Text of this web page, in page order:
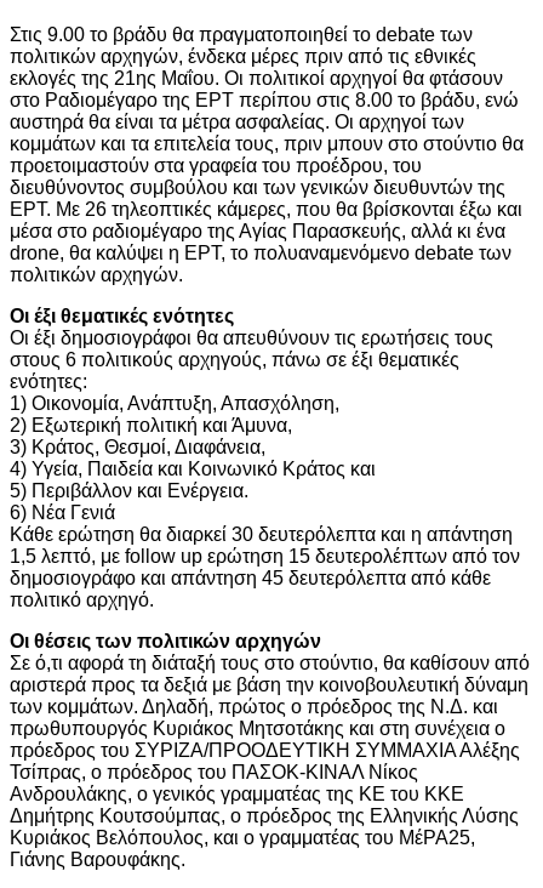
Στις 9.00 το βράδυ θα πραγματοποιηθεί το debate των
πολιτικών αρχηγών, ένδεκα μέρες πριν από τις εθνικές
εκλογές της 21ης Μαΐου. Οι πολιτικοί αρχηγοί θα φτάσουν
στο Ραδιομέγαρο της ΕΡΤ περίπου στις 8.00 το βράδυ, ενώ
αυστηρά θα είναι τα μέτρα ασφαλείας. Οι αρχηγοί των
κομμάτων και τα επιτελεία τους, πριν μπουν στο στούντιο θα
προετοιμαστούν στα γραφεία του προέδρου, του
διευθύνοντος συμβούλου και των γενικών διευθυντών της
ΕΡΤ. Με 26 τηλεοπτικές κάμερες, που θα βρίσκονται έξω και
μέσα στο ραδιομέγαρο της Αγίας Παρασκευής, αλλά κι ένα
drone, θα καλύψει η ΕΡΤ, το πολυαναμενόμενο debate των
πολιτικών αρχηγών.
Οι έξι θεματικές ενότητες
Οι έξι δημοσιογράφοι θα απευθύνουν τις ερωτήσεις τους
στους 6 πολιτικούς αρχηγούς, πάνω σε έξι θεματικές
ενότητες:
1) Οικονομία, Ανάπτυξη, Απασχόληση,
2) Εξωτερική πολιτική και Άμυνα,
3) Κράτος, Θεσμοί, Διαφάνεια,
4) Υγεία, Παιδεία και Κοινωνικό Κράτος και
5) Περιβάλλον και Ενέργεια.
6) Νέα Γενιά
Κάθε ερώτηση θα διαρκεί 30 δευτερόλεπτα και η απάντηση
1,5 λεπτό, με follow up ερώτηση 15 δευτερολέπτων από τον
δημοσιογράφο και απάντηση 45 δευτερόλεπτα από κάθε
πολιτικό αρχηγό.
Οι θέσεις των πολιτικών αρχηγών
Σε ό,τι αφορά τη διάταξή τους στο στούντιο, θα καθίσουν από
αριστερά προς τα δεξιά με βάση την κοινοβουλευτική δύναμη
των κομμάτων. Δηλαδή, πρώτος ο πρόεδρος της Ν.Δ. και
πρωθυπουργός Κυριάκος Μητσοτάκης και στη συνέχεια ο
πρόεδρος του ΣΥΡΙΖΑ/ΠΡΟΟΔΕΥΤΙΚΗ ΣΥΜΜΑΧΙΑ Αλέξης
Τσίπρας, ο πρόεδρος του ΠΑΣΟΚ-ΚΙΝΑΛ Νίκος
Ανδρουλάκης, ο γενικός γραμματέας της ΚΕ του ΚΚΕ
Δημήτρης Κουτσούμπας, ο πρόεδρος της Ελληνικής Λύσης
Κυριάκος Βελόπουλος, και ο γραμματέας του ΜέΡΑ25,
Γιάνης Βαρουφάκης.